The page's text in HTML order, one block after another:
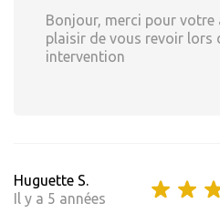
Bonjour, merci pour votre
plaisir de vous revoir lors
intervention
Huguette S.
Il y a 5 années